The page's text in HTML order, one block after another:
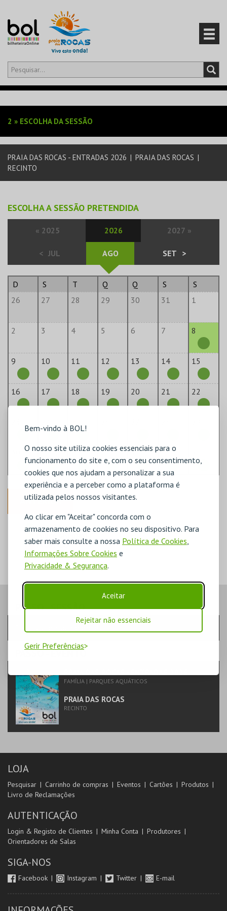
Bem-vindo à BOL!
O nosso site utiliza cookies essenciais para o
funcionamento do site e, com o seu consentimento,
cookies que nos ajudam a personalizar a sua
experiência e a perceber como a plataforma é
utilizada pelos nossos visitantes.
Ao clicar em "Aceitar" concorda com o
armazenamento de cookies no seu dispositivo. Para
saber mais consulte a nossa Política de Cookies
Informações Sobre Cookies e
Privacidade & Segurança.
Aceitar
Rejeitar não essenciais
Gerir Preferências
Olá,iniciar sessão
EVENTOS
CARTÕES
2 » ESCOLHA DA SESSÃO
PRAIA DAS ROCAS - ENTRADAS 2026 | PRAIA DAS ROCAS |
RECINTO
ESCOLHA A SESSÃO PRETENDIDA
« 2025 2026 2027 »
< JUL AGO SET >
D S T Q Q S
S
26
27 28 29 30 31 1
2 3 4 5 6 7 8
9 10 11 12 13 14 15
16 17 18 19 20 21 22
31 1 2 3 4
ANTERIOR
DISPONÍVEL
ESGOTADO
PASSO- SESSÃO
PASSO- EVENTO
FAMÍLIA | PARQUES AQUÁTICOS
PRAIA DAS ROCAS
RECINTO
LOJA
Pesquisar Carrinho de compras Eventos Cartões
Produtos
Livro de Reclamações
AUTENTICAÇÃO
Login & Registo de Clientes Minha Conta
Produtores
Orientadores de Salas
SIGA-NOS
Facebook Instagram Twitter E-mail